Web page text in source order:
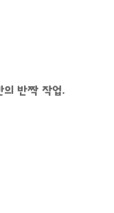
의 반짝 작업.